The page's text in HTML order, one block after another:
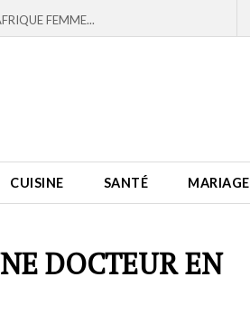
CUISINE SANTÉ MARIAGE
DOCTEUR EN